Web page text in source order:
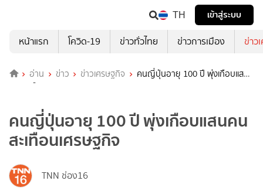
TH เข้าสู่ระบบ
หน้าแรก โควิด-19 ข่าวทั่วไทย ข่าวการเมือง ข่าว
อ่าน ข่าว ข่าวเศรษฐกิจ
คนญี่ปุ่นอายุ 100 ปี พุ่งเกือบแสน
คน สะเทือนเศรษฐกิจ
คนญี่ปุ่นอายุ 100 ปี พุ่งเกือบแสนคน
สะเทือนเศรษฐกิจ
TNN ช่อง16